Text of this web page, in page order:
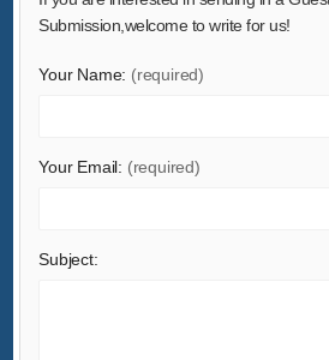
Gifts & Crafts
Health & Medical
Home Appliances
Machinery
Submission,welcome to write for us!
Your Name: (required)
Your Email: (required)
Subject: